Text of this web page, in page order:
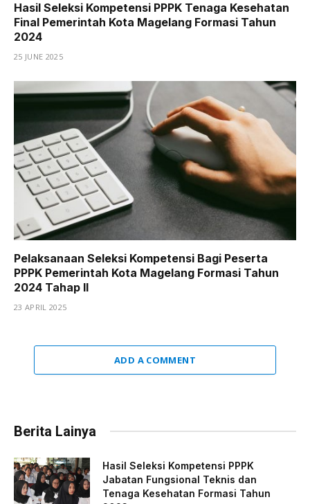
Hasil Seleksi Kompetensi PPPK Tenaga Kesehatan
Final Pemerintah Kota Magelang Formasi Tahun
2024
25 JUNE 2025
Pelaksanaan Seleksi Kompetensi Bagi Peserta
PPPK Pemerintah Kota Magelang Formasi Tahun
2024 Tahap II
23 APRIL 2025
ADD A COMMENT
Berita Lainya
Hasil Seleksi Kompetensi PPPK
Jabatan Fungsional Teknis dan
Tenaga Kesehatan Formasi Tahun